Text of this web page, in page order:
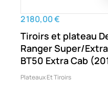
2 180,00 €
Tiroirs et plateau
Ranger Super/
BT50 Extra Cab
Plateaux Et Tiroirs